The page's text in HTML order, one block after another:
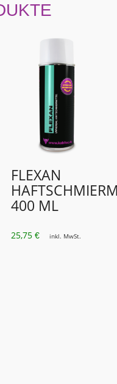
FLEXAN
400 ML
25,75€ inkl. MwSt.